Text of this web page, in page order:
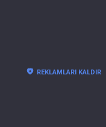
REKLAMLARI KALDIR